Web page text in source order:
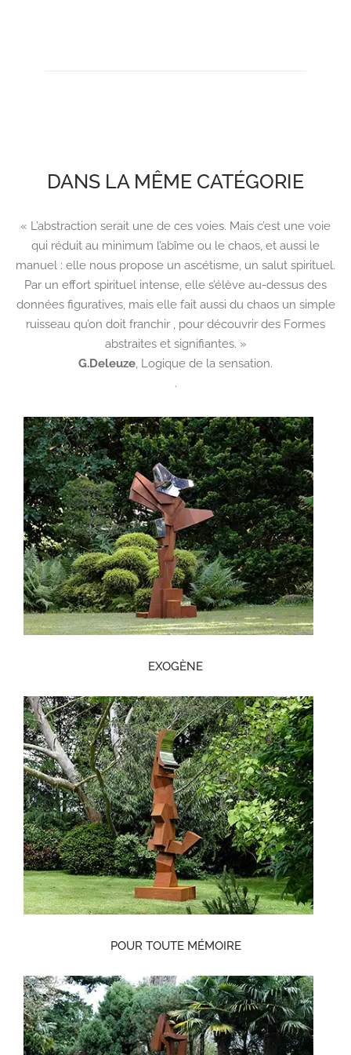
DANS LA MÊME CATÉGORIE
« L’abstraction serait une de ces voies. Mais c’est une voie
qui réduit au minimum l’abîme ou le chaos, et aussi le
manuel : elle nous propose un ascétisme, un salut spirituel.
Par un effort spirituel intense, elle s’élève au-dessus des
données figuratives, mais elle fait aussi du chaos un simple
ruisseau qu’on doit franchir , pour découvrir des Formes
abstraites et signifiantes. »
G.Deleuze, Logique de la sensation.
.
EXOGÈNE
POUR TOUTE MÉMOIRE